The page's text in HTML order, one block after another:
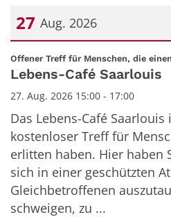
27 Aug. 2026
Datum: 27. August 2026
Offener Treff für Menschen, die
Lebens-Café Saarlouis
27. Aug. 2026 15:00 - 17:00
Das Lebens-Café
kostenloser Treff für
erlitten haben. Hier haben
sich in einer geschützten
Gleichbetroffenen
schweigen, zu ...